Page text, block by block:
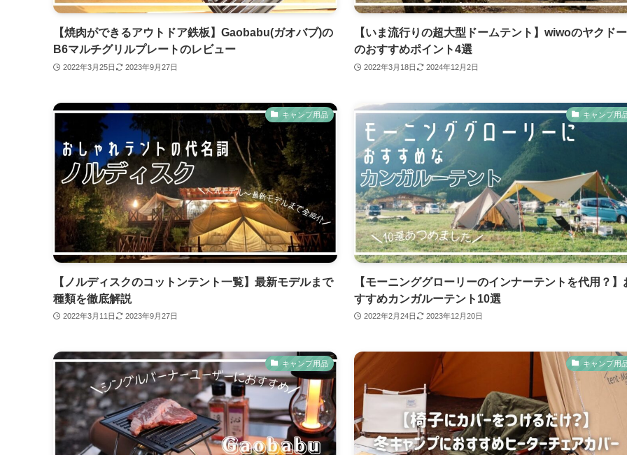
【焼肉ができるアウトドア鉄板】Gaobabu(ガオバブ)の
B6マルチグリルプレートのレビュー
2022年3月25日 2023年9月27日
【いま流行りの超大型ドームテント】wiwoのヤクド
のおすすめポイント4選
2022年3月18日 2024年12月2日
キャンプ用品
【ノルディスクのコットンテント一覧】最新モデルまで
種類を徹底解説
2022年3月11日 2023年9月27日
キャンプ用
【モーニンググローリーのインナーテントを代用？】
すすめカンガルーテント10選
2022年2月24日 2023年12月20日
キャンプ用品 キャンプ用